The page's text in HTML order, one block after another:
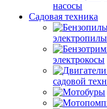
насосы
Садовая техника
электропилы
электрокосы
садовой